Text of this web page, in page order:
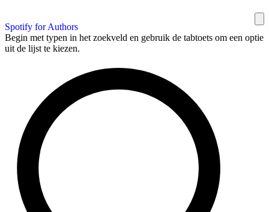
Spotify for Authors
Begin met typen in het zoekveld en gebruik de tabtoets om een optie
uit de lijst te kiezen.